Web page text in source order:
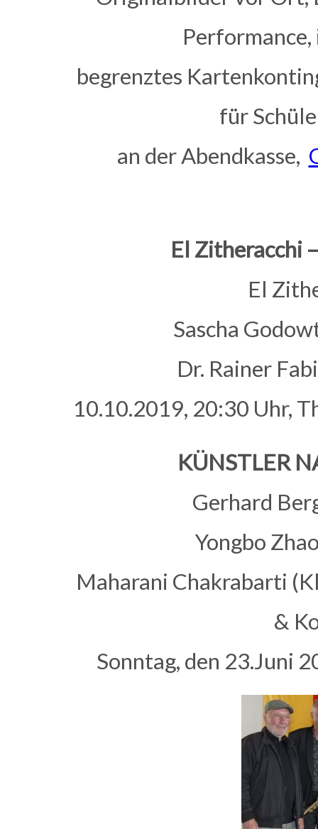
begrenztes
für
an der Abendkasse,
El Zitheracchi
El
Sascha
Dr. Rainer
10.10.2019, 20:30 Uhr,
KÜNSTLER
Gerhard
Yongbo
Maharani Chakrabarti
&
Sonntag, den 23.Juni